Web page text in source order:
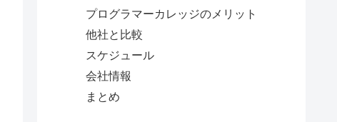
プログラマーカレッジのメリット
他社と比較
スケジュール
会社情報
まとめ